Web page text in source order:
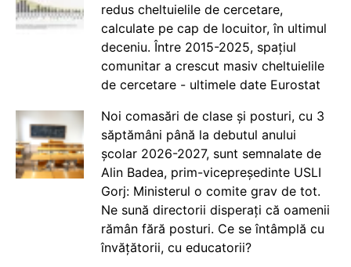
redus cheltuielile de cercetare,
calculate pe cap de locuitor, în ultimul
deceniu. Între 2015-2025, spațiul
comunitar a crescut masiv cheltuielile
de cercetare - ultimele date Eurostat
Noi comasări de clase și posturi, cu 3
săptămâni până la debutul anului
școlar 2026-2027, sunt semnalate de
Alin Badea, prim-vicepreședinte USLI
Gorj: Ministerul o comite grav de tot.
Ne sună directorii disperați că oamenii
rămân fără posturi. Ce se întâmplă cu
învățătorii, cu educatorii?